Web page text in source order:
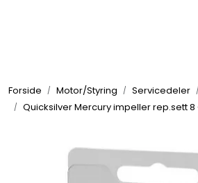
Forside Motor/Styring Servicedeler
Quicksilver Mercury impeller rep.sett
Elektrisk
Bygg/Innredning